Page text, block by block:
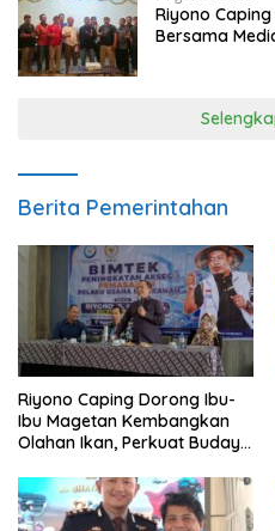
Riyono
Bersama
Berita Pemerintahan
Riyono Caping Dorong Ibu-
Ibu Magetan Kembangkan
Olahan Ikan, Perkuat Budaya